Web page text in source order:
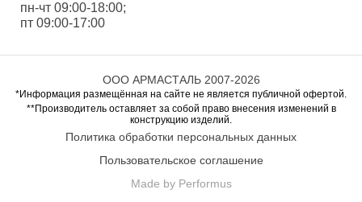
пн-чт 09:00-18:00;
пт 09:00-17:00
ООО АРМАСТАЛЬ 2007-2026
*Информация размещённая на сайте не является публичной офертой.
**Производитель оставляет за собой право внесения изменений в
конструкцию изделий.
Политика обработки персональных данных
Пользовательское соглашение
Made by Performus
Перейти в корзину